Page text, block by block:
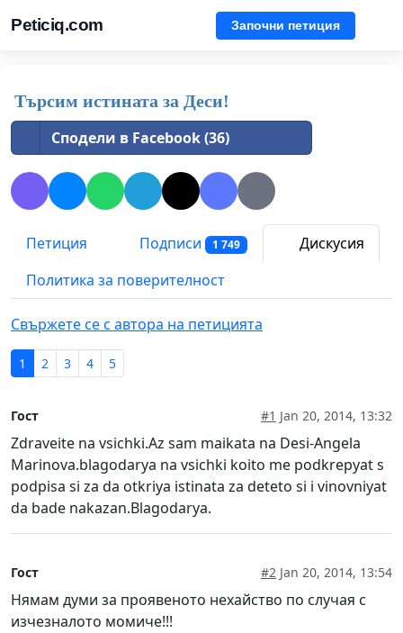
Peticiq.com Започни петиция
Търсим истината за Деси!
Сподели в Facebook (36)
Петиция Подписи 1 749
Дискусия
Политика за поверителност
Свържете се с автора на петицията
1 2 3 4 5
Гост #1 Jan 20, 2014, 13:32
Zdraveite na vsichki.Az sam maikata na Desi-Angela
Marinova.blagodarya na vsichki koito me podkrepyat s
podpisa si za da otkriya istinata za deteto si i vinovniyat
da bade nakazan.Blagodarya.
Гост #2 Jan 20, 2014, 13:54
Нямам думи за проявеното нехайство по случая с
изчезналото момиче!!!